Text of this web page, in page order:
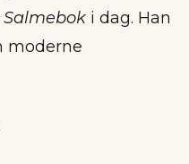
Salmebok i dag. Han
moderne